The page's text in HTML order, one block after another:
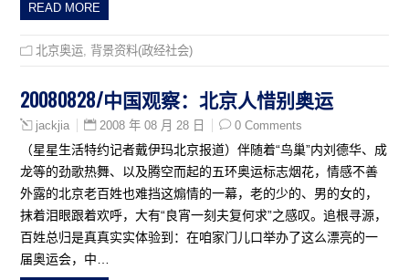
READ MORE
北京奥运 背景资料(政经社会)
20080828/中国观察：北京人惜别奥运
jackjia 2008 年 08 月 28 日 0 Comments
（星星生活特约记者戴伊玛北京报道）伴随着“鸟巢”内刘德华、成
龙等的劲歌热舞、以及腾空而起的五环奥运标志烟花，情感不善
外露的北京老百姓也难挡这煽情的一幕，老的少的、男的女的，
抹着泪眼跟着欢呼，大有“良宵一刻夫复何求”之感叹。追根寻源，
百姓总归是真真实实体验到：在咱家门儿口举办了这么漂亮的一
届奥运会，中…